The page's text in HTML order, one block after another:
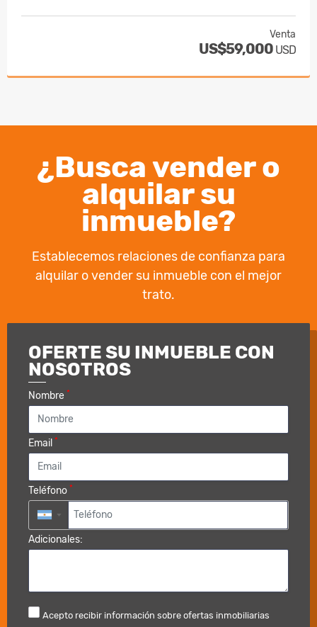
Venta
US$59,000 USD
¿Busca vender o
alquilar su
inmueble?
Establecemos relaciones de confianza para
alquilar o vender su inmueble con el mejor
trato.
OFERTE SU INMUEBLE CON
NOSOTROS
Nombre *
Email *
Teléfono *
▼
Adicionales:
Acepto recibir información sobre ofertas inmobiliarias